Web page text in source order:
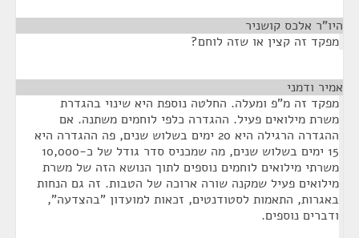
היו"ר אלכס קושניר
מפקד זה קצין או שזה לוחם?
אמיר ודמני
מפקד זה מ"פ ומעלה. החלטה נוספת היא שינוי בהגדרת
משרת מילואים פעיל. ההגדרה כלפי לוחמים משתנה. אם
ההגדרה הרגילה היא 20 ימים בשלוש שנים, פה ההגדרה היא
15 ימים בשלוש שנים, מה שמכניס סדר גודל של כ-10,000
משרתי מילואים לוחמים נוספים לתוך הנושא הזה של משרת
מילואים פעיל שמקנה שורה ארוכה של הטבות. זה גם הנחות
באגרות, התאמות לסטודנטים, זכאות למועדון "בהצדעה",
ודברים נוספים.